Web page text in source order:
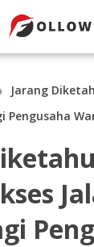
Jarang
Pengusaha